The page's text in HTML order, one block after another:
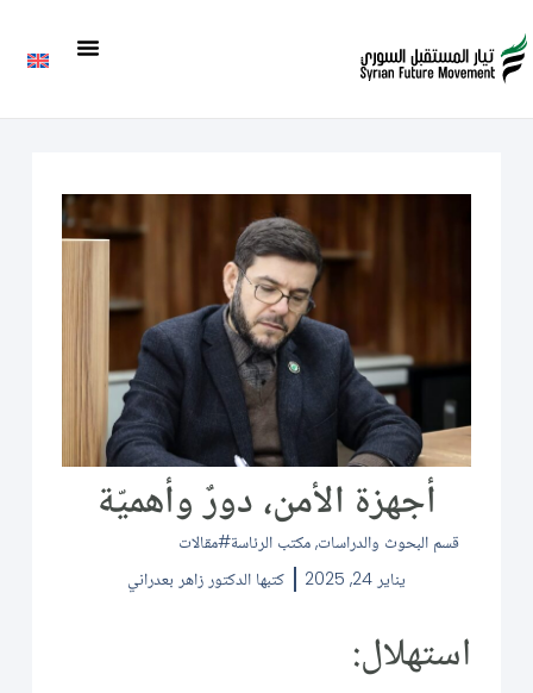
أجهزة الأمن، دورٌ وأهميّة
قسم البحوث والدراسات, مكتب الرئاسة مقالات
يناير 24, 2025
كتبها الدكتور زاهر بعدراني
استهلال: